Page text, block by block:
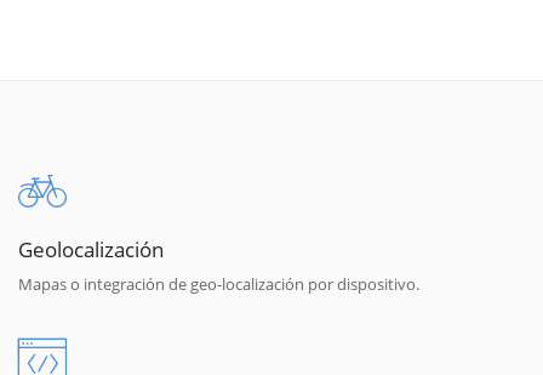
Geolocalización
Mapas o integración de geo-localización por dispositivo.